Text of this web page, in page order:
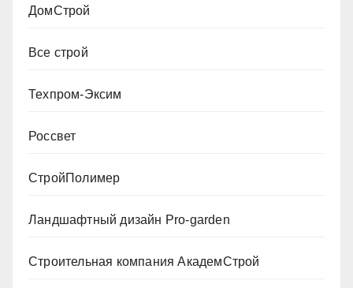
ДомСтрой
Все строй
Техпром-Эксим
Россвет
СтройПолимер
Ландшафтный дизайн Pro-garden
Строительная компания АкадемСтрой